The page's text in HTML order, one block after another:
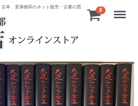
本、直筆物等のネット販売・古書の買
0 Menu